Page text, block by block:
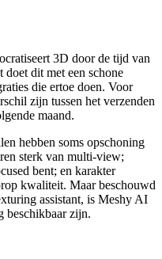
3D door de tijd van
doet dit met een schone
die ertoe doen. Voor
zijn tussen het verzenden
maand.
hebben soms opschoning
sterk van multi-view;
bent; en karakter
kwaliteit. Maar beschouwd
assistant, is Meshy AI
beschikbaar zijn.